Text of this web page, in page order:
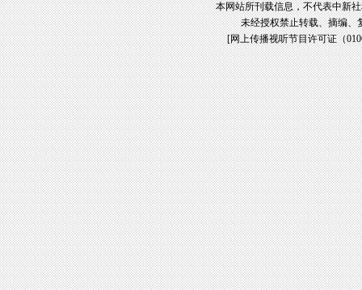
本网站所刊载信息，不代表中新
未经授权禁止转载、摘编、
[网上传播视听节目许可证（